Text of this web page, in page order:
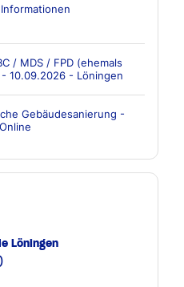
/ MDS / FPD (ehemals
10.09.2026 - Löningen
Gebäudesanierung -
Löningen